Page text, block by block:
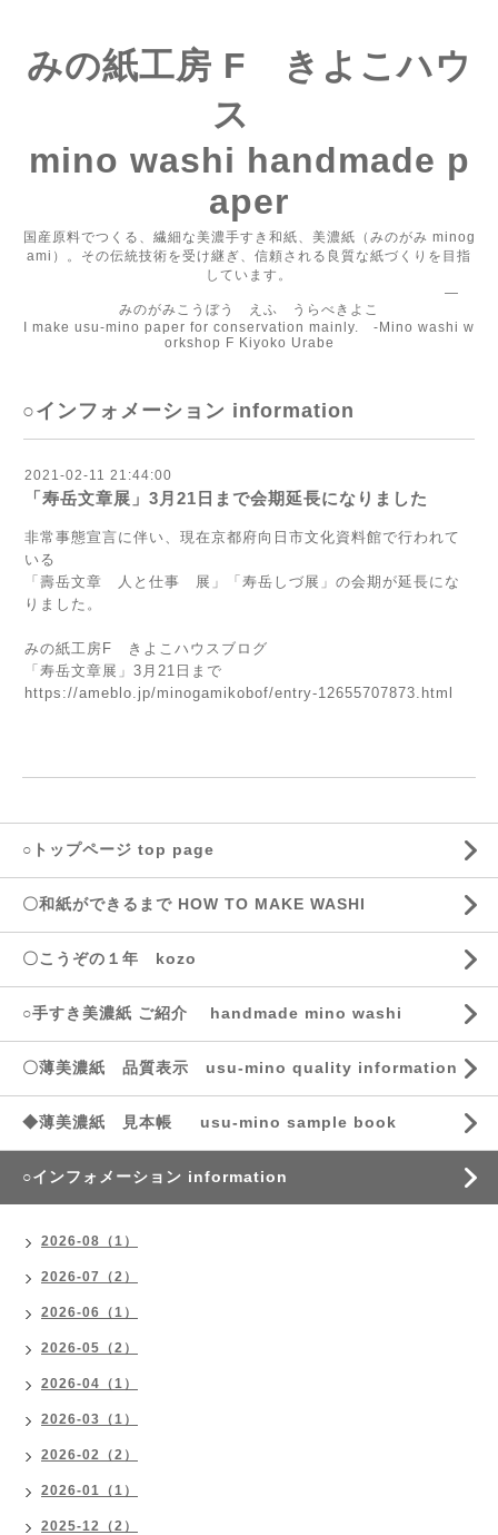
みの紙工房 F きよこハウ
ス
mino washi handmade p
aper
国産原料でつくる、繊細な美濃手すき和紙、美濃紙（みのがみ minog
ami）。その伝統技術を受け継ぎ、信頼される良質な紙づくりを目指
しています。
―
みのがみこうぼう えふ うらべきよこ
I make usu-mino paper for conservation mainly. -Mino washi w
orkshop F Kiyoko Urabe
○インフォメーション information
2021-02-11 21:44:00
「寿岳文章展」3月21日まで会期延長になりました
非常事態宣言に伴い、現在京都府向日市文化資料館で行われて
いる
「壽岳文章 人と仕事 展」「寿岳しづ展」の会期が延長にな
りました。
みの紙工房F きよこハウスブログ
「寿岳文章展」3月21日まで
https://ameblo.jp/minogamikobof/entry-12655707873.html
○トップページ top page
〇和紙ができるまで HOW TO MAKE WASHI
〇こうぞの１年 kozo
○手すき美濃紙 ご紹介 handmade mino washi
〇薄美濃紙 品質表示 usu-mino quality information
◆薄美濃紙 見本帳 usu-mino sample book
○インフォメーション information
2026-08（1）
2026-07（2）
2026-06（1）
2026-05（2）
2026-04（1）
2026-03（1）
2026-02（2）
2026-01（1）
2025-12（2）